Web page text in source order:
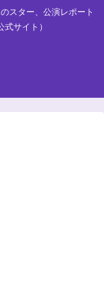
スター、公演レポート
サイト）